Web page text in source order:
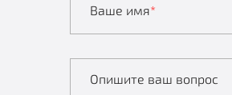
Ваше имя*
Опишите ваш вопрос